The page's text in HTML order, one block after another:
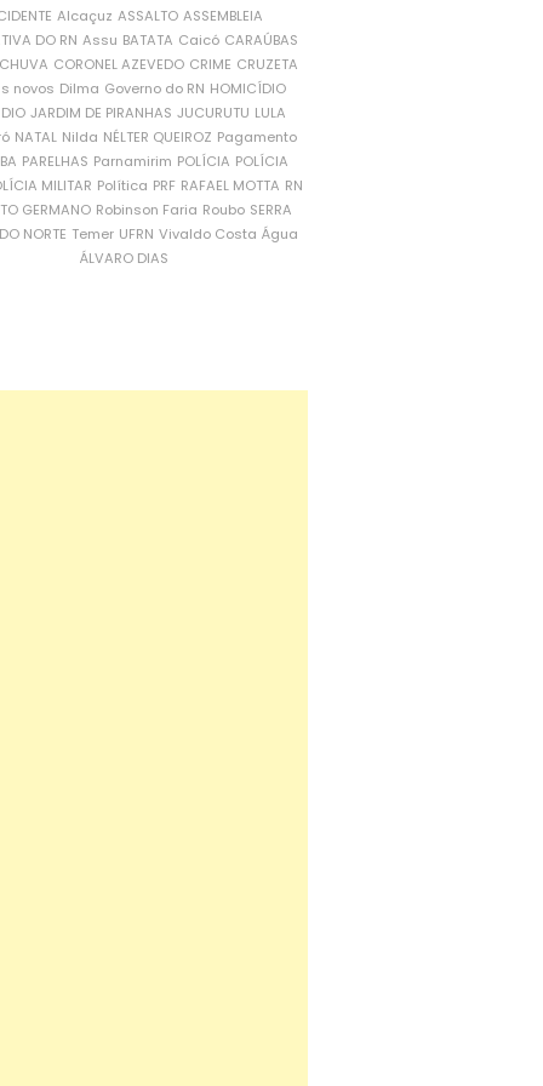
Alcaçuz ASSALTO ASSEMBLEIA
DO RN Assu BATATA Caicó CARAÚBAS
CORONEL AZEVEDO CRIME CRUZETA
novos Dilma Governo do RN HOMICÍDIO
JARDIM DE PIRANHAS JUCURUTU LULA
NATAL Nilda NÉLTER QUEIROZ Pagamento
PARELHAS Parnamirim POLÍCIA POLÍCIA
MILITAR Política PRF RAFAEL MOTTA RN
GERMANO Robinson Faria Roubo SERRA
NORTE Temer UFRN Vivaldo Costa Água
ÁLVARO DIAS